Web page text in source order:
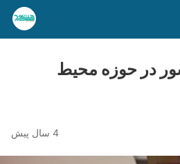
در حوزه محیط
4 سال پیش